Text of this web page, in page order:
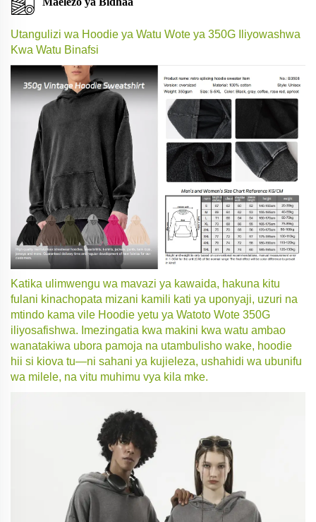
Utangulizi wa Hoodie ya Watu Wote ya 350G Iliyowashwa
Kwa Watu Binafsi
Katika ulimwengu wa mavazi ya kawaida, hakuna kitu
fulani kinachopata mizani kamili kati ya uponyaji, uzuri na
mtindo kama vile Hoodie yetu ya Watoto Wote 350G
iliyosafishwa. Imezingatia kwa makini kwa watu ambao
wanatakiwa ubora pamoja na utambulisho wake, hoodie
hii si kiova tu—ni sahani ya kujieleza, ushahidi wa ubunifu
wa milele, na vitu muhimu vya kila mke.